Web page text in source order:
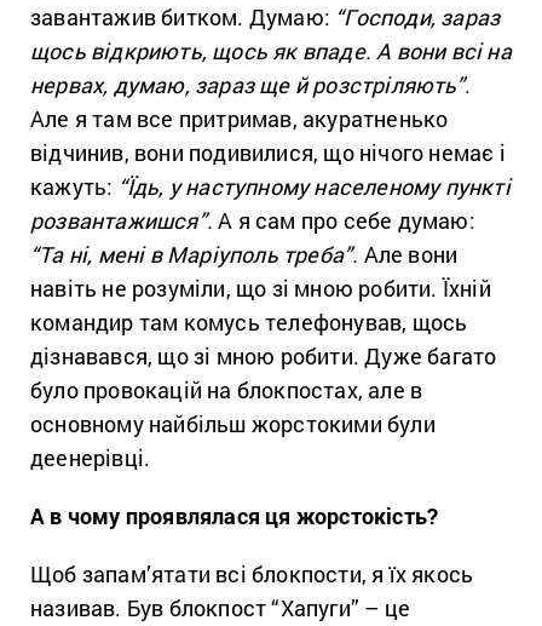
завантажив битком. Думаю: “Господи, зараз
щось відкриють, щось як впаде. А вони всі на
нервах, думаю, зараз ще й розстріляють”.
Але я там все притримав, акуратненько
відчинив, вони подивилися, що нічого немає і
кажуть: “Їдь, у наступному населеному пункті
розвантажишся”. А я сам про себе думаю:
“Та ні, мені в Маріуполь треба”. Але вони
навіть не розуміли, що зі мною робити. Їхній
командир там комусь телефонував, щось
дізнавався, що зі мною робити. Дуже багато
було провокацій на блокпостах, але в
основному найбільш жорстокими були
деенерівці.
А в чому проявлялася ця жорстокість?
Щоб запам’ятати всі блокпости, я їх якось
називав. Був блокпост “Хапуги” – це